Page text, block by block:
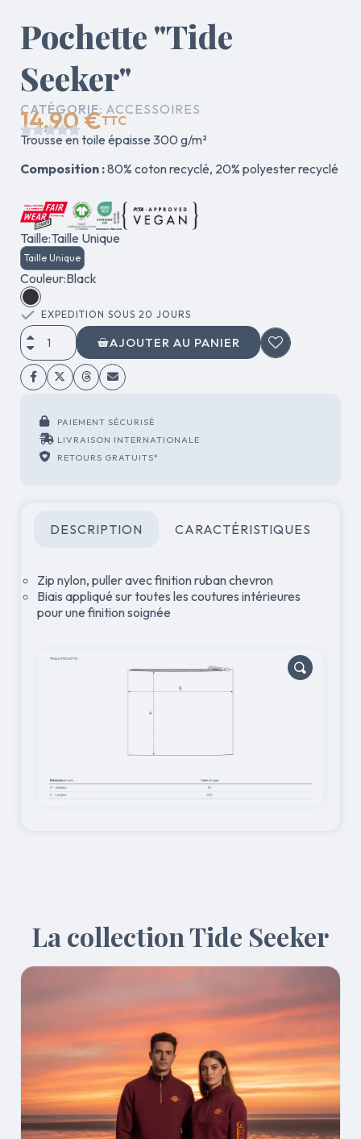
Pochette "Tide
Seeker"
CATÉGORIE ACCESSOIRES
14,90 €TTC

Trousse en toile épaisse 300 g/m²
Composition :80% coton recyclé, 20% polyester recyclé
Taille Taille Unique
Taille Unique
Couleur Black
EXPEDITION SOUS 20 JOURS
AJOUTER AU PANIER
PAIEMENT SÉCURISÉ
LIVRAISON INTERNATIONALE
RETOURS GRATUITS*
DESCRIPTION CARACTÉRISTIQUES
Zip nylon, puller avec finition ruban chevron
Biais appliqué sur toutes les coutures intérieures
pour une finition soignée
La collection Tide Seeker